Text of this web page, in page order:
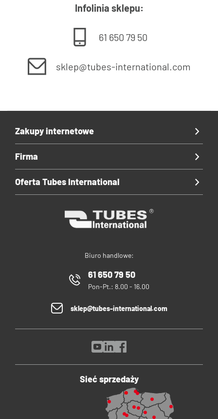
Infolinia sklepu:
61 650 79 50
sklep@tubes-international.com
Biuro handlowe:
61 650 79 50
Pon-Pt.: 8.00 - 16.00
sklep@tubes-international.com
Zakupy internetowe
Firma
Oferta Tubes International
Sieć sprzedaży